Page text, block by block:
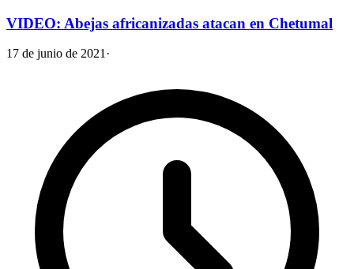
VIDEO: Abejas africanizadas atacan en Chetumal
17 de junio de 2021 ·